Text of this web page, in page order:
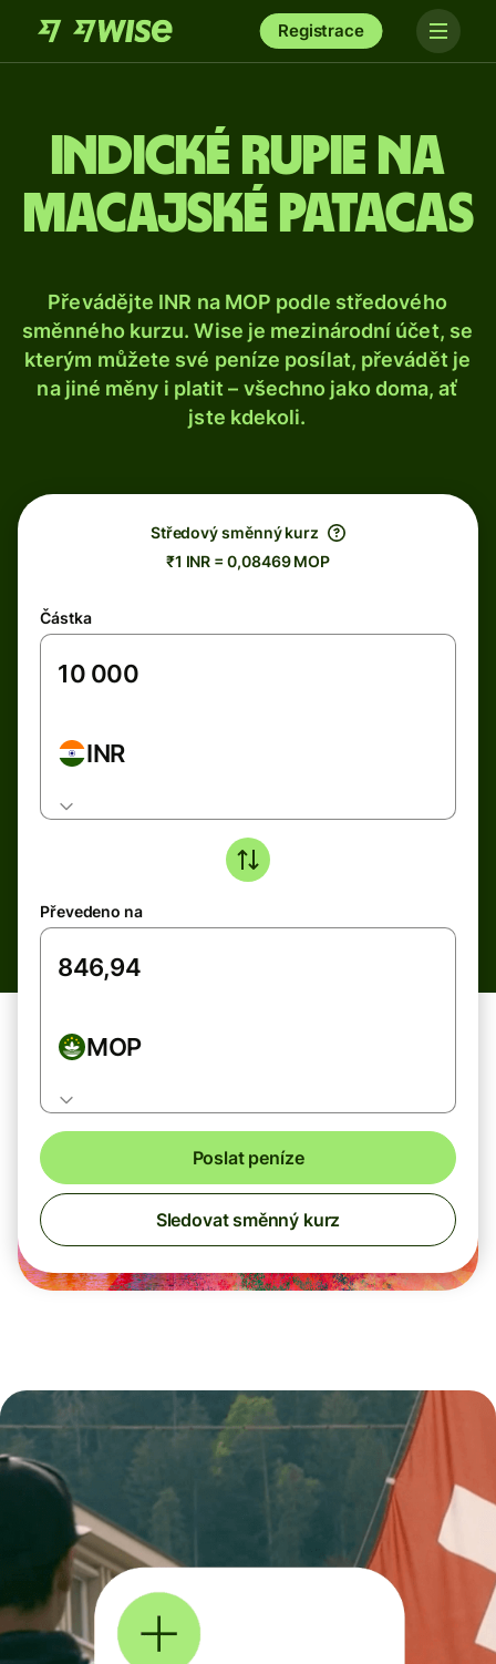
Registrace
Indické rupie na
macajské patacas
Převádějte INR na MOP podle středového
směnného kurzu. Wise je mezinárodní účet, se
kterým můžete své peníze posílat, převádět je
na jiné měny i platit – všechno jako doma, ať
jste kdekoli.
Středový směnný kurz
₹1 INR = 0,08469 MOP
Částka
INR
Převedeno na
MOP
Poslat peníze
Sledovat směnný kurz